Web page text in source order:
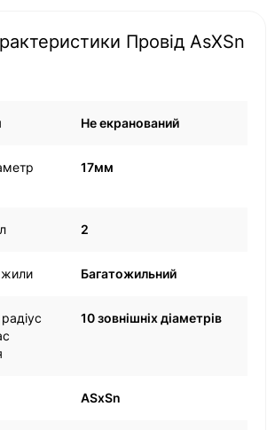
Провід AsXSn
Не екранований
17мм
2
жили Багатожильний
10 зовнішніх діаметрів
ASxSn